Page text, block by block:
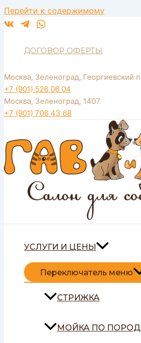
Перейти к содержимому
ДОГОВОР ОФЕРТЫ
Москва, Зеленоград, Георгиевский
+7 (901) 526 06 04
Москва, Зеленоград, 1407
+7 (901) 706 43 68
УСЛУГИ И ЦЕНЫ
Переключатель меню
СТРИЖКА
МОЙКА ПО